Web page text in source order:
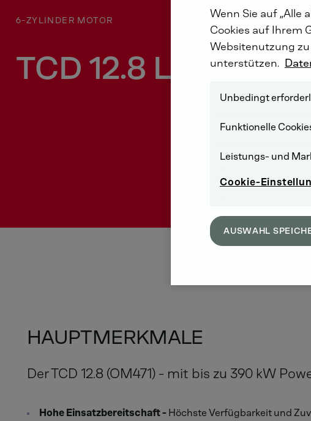
6-ZYLINDER MOTOR
TCD 12.8 L6
HAUPTMERKMALE
Der TCD 12.8 (OM471) - mit bis zu 390 kW
Hohe Einsatzbereitschaft - Höchste Verfügbarkeit und
Wenn Sie auf „Alle
Cookies auf Ihrem
Websitenutzung
unterstützen.
Unbedingt
Funktionelle
Leistungs- und
Cookie-
AUSWAHL